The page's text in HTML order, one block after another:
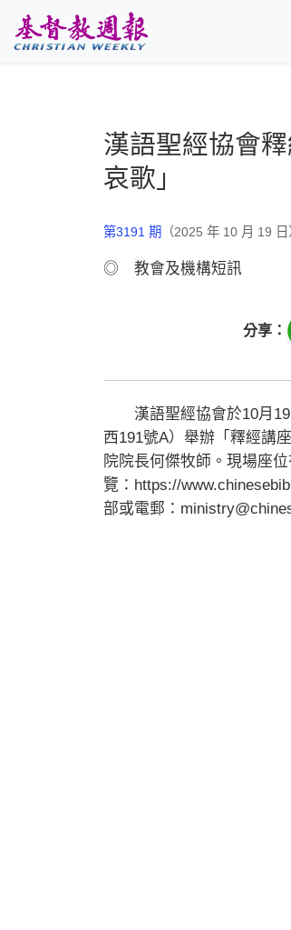
漢語聖經協會
哀歌」
第3191 期 （2025 年 10 月 19 日
◎ 教會及機構短訊
分享：
漢語聖經協會於10月19
西191號A）舉辦「釋經講
院院長何傑牧師。現場座
覽：https://
部或電郵：